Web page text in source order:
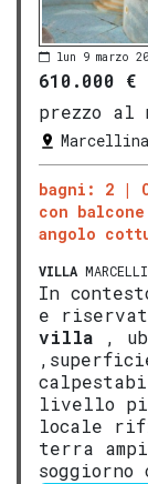
lun 9 marzo
610.000 €
prezzo al
bagni: 2
con balcone
angolo
VILLA
In
e
villa ,
livello
locale
terra